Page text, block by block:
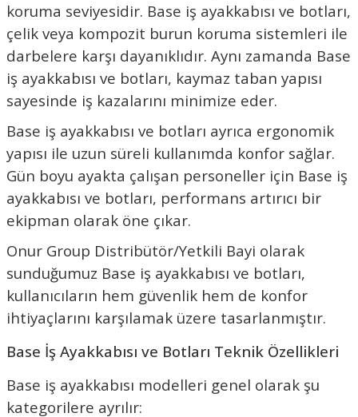
koruma seviyesidir. Base iş ayakkabısı ve botları,
çelik veya kompozit burun koruma sistemleri ile
darbelere karşı dayanıklıdır. Aynı zamanda Base
iş ayakkabısı ve botları, kaymaz taban yapısı
sayesinde iş kazalarını minimize eder.
Base iş ayakkabısı ve botları ayrıca ergonomik
yapısı ile uzun süreli kullanımda konfor sağlar.
Gün boyu ayakta çalışan personeller için Base iş
ayakkabısı ve botları, performans artırıcı bir
ekipman olarak öne çıkar.
Onur Group Distribütör/Yetkili Bayi olarak
sunduğumuz Base iş ayakkabısı ve botları,
kullanıcıların hem güvenlik hem de konfor
ihtiyaçlarını karşılamak üzere tasarlanmıştır.
Base İş Ayakkabısı ve Botları Teknik Özellikleri
Base iş ayakkabısı modelleri genel olarak şu
kategorilere ayrılır: